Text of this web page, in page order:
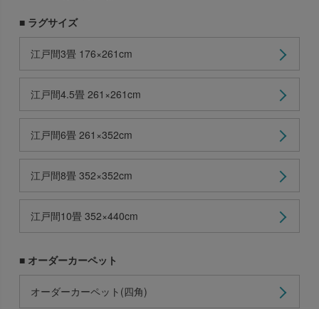
■ ラグサイズ
江戸間3畳 176×261cm
江戸間4.5畳 261×261cm
江戸間6畳 261×352cm
江戸間8畳 352×352cm
江戸間10畳 352×440cm
■ オーダーカーペット
オーダーカーペット(四角)